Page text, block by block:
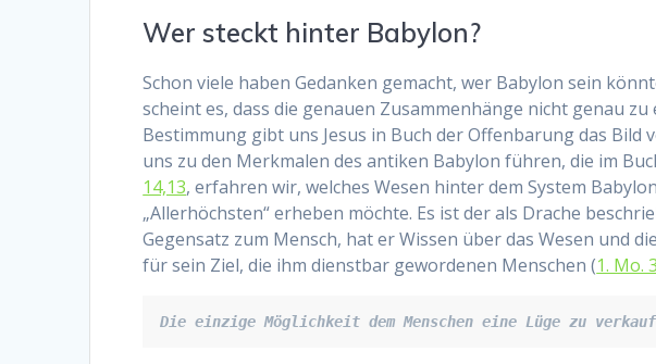
Wer steckt hinter Babylon?
Schon viele haben Gedanken gemacht, wer Babylon sein
scheint es, dass die genauen Zusammenhänge nicht genau
Bestimmung gibt uns Jesus in Buch der Offenbarung das Bild
uns zu den Merkmalen des antiken Babylon führen, die im
14,13, erfahren wir, welches Wesen hinter dem System
„Allerhöchsten“ erheben möchte. Es ist der als Drache
Gegensatz zum Mensch, hat er Wissen über das Wesen und
für sein Ziel, die ihm dienstbar gewordenen Menschen (1. Mo.
Die einzige Möglichkeit dem Menschen eine Lüge zu